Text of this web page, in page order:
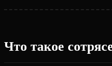
Что такое